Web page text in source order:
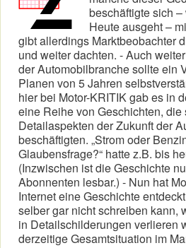
beschäftigte sich
Heute ausgeht –
gibt allerdings Marktbeobachter
und weiter dachten. - Auch
der Automobilbranche sollte ein
Planen von 5 Jahren
hier bei Motor-KRITIK gab es in
eine Reihe von Geschichten, die
Detailaspekten der Zukunft der
beschäftigten. „Strom oder
Glaubensfrage?“ hatte z.B. bis
(Inzwischen ist die Geschichte
Abonnenten lesbar.) - Nun hat
Internet eine Geschichte
selber gar nicht schreiben kann,
in Detailschilderungen verlieren
derzeitige Gesamtsituation im